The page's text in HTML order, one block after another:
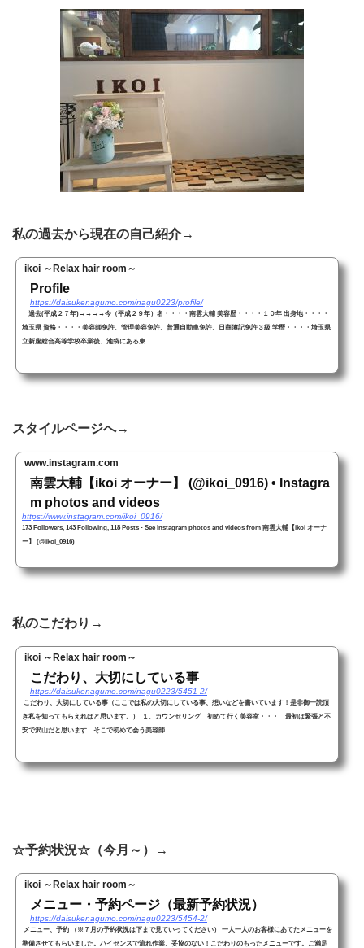
私の過去から現在の自己紹介→
ikoi ～Relax hair room～
Profile
https://daisukenagumo.com/nagu0223/profile/
過去(平成２７年)→→→→今（平成２９年）名・・・・南雲大輔 美容歴・・・・１０年 出身地・・・・
埼玉県 資格・・・・美容師免許、管理美容免許、普通自動車免許、日商簿記免許３級 学歴・・・・埼玉県
立新座総合高等学校卒業後、池袋にある東...
スタイルページへ→
www.instagram.com
南雲大輔【ikoi オーナー】 (@ikoi_0916) • Instagra
m photos and videos
https://www.instagram.com/ikoi_0916/
173 Followers, 143 Following, 118 Posts - See Instagram photos and videos from 南雲大輔【ikoi オーナ
ー】 (@ikoi_0916)
私のこだわり→
ikoi ～Relax hair room～
こだわり、大切にしている事
https://daisukenagumo.com/nagu0223/5451-2/
こだわり、大切にしている事（ここでは私の大切にしている事、想いなどを書いています！是非御一読頂
き私を知ってもらえればと思います。） １、カウンセリング 初めて行く美容室・・・ 最初は緊張と不
安で沢山だと思います そこで初めて会う美容師 ...
☆予約状況☆（今月～）→
ikoi ～Relax hair room～
メニュー・予約ページ（最新予約状況）
https://daisukenagumo.com/nagu0223/5454-2/
メニュー、予約 （※７月の予約状況は下まで見ていってください） 一人一人のお客様にあてたメニューを
準備させてもらいました。ハイセンスで流れ作業、妥協のない！こだわりのもったメニューです。ご満足